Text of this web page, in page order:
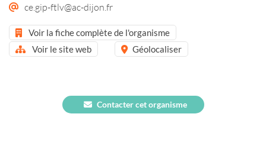
ce.gip-ftlv@ac-dijon.fr
Voir la fiche complète de l'organisme
Voir le site web
Géolocaliser
Contacter cet organisme